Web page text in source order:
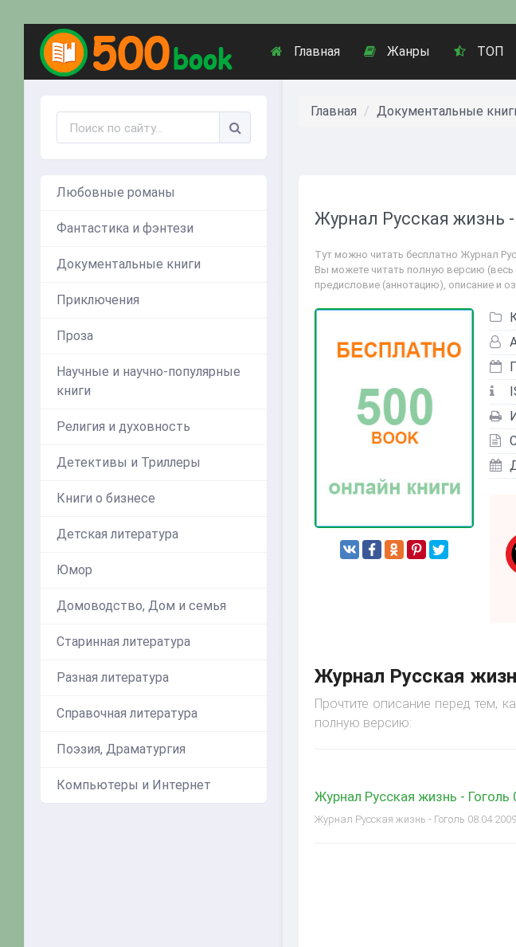
Главная Жанры ТОП
Любовные романы
Фантастика и фэнтези
Документальные книги
Приключения
Проза
Научные и научно-популярные
книги
Религия и духовность
Детективы и Триллеры
Книги о бизнесе
Детская литература
Юмор
Домоводство, Дом и семья
Старинная литература
Разная литература
Справочная литература
Поэзия, Драматургия
Компьютеры и Интернет
Главная Документальные
Журнал Русская жизнь
Тут можно читать бесплатно Журнал
Вы можете читать полную версию (весь
предисловие (аннотацию), описание и
Журнал Русская
Прочтите описание перед тем,
полную версию:
Журнал Русская жизнь -
Журнал Русская жизнь - Гоголь